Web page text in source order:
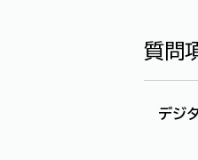
質問
デジ